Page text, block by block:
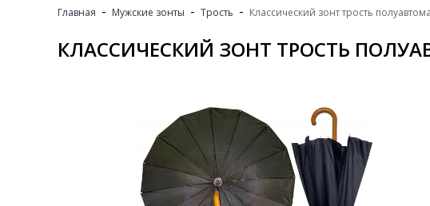
Главная - Мужские зонты - Трость - Классический зонт трость
КЛАССИЧЕСКИЙ ЗОНТ ТРОСТЬ